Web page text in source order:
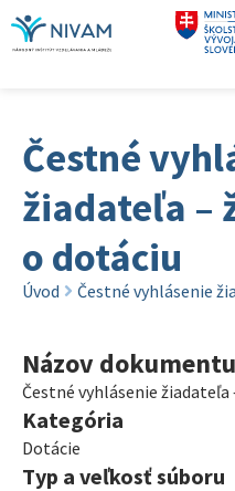
Čestné
žiadateľa –
o dotáciu
Úvod Čestné vyhlásenie
Názov dokumentu
Čestné vyhlásenie žiadateľa
Kategória
Dotácie
Typ a veľkosť súboru